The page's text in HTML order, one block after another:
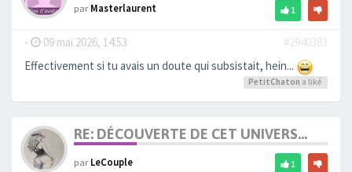
parMasterlaurent 1
- 09 mai 2026, 14:53
#2940383
Effectivement si tu avais un doute qui subsistait, hein...
PetitChaton a liké
RE: DÉCOUVERTE DE CET UNIVERS...
parLeCouple 1